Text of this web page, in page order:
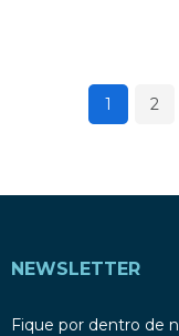
1 2
NEWSLETTER
Fique por dentro de